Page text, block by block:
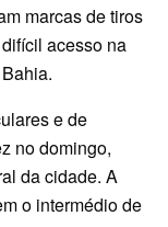
marcas de tiros
acesso na
e de
no domingo,
da cidade. A
o intermédio de